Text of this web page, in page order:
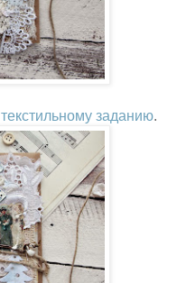
текстильному заданию.